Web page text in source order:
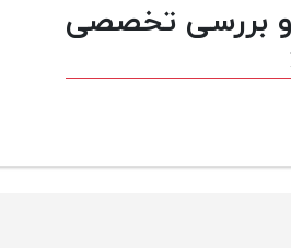
و بررسی تخصصی